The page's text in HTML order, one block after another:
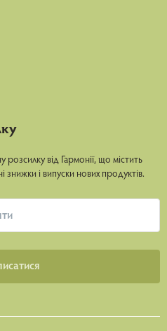
розсилку від Гармонії, що містить
знижки і випуски нових продуктів.